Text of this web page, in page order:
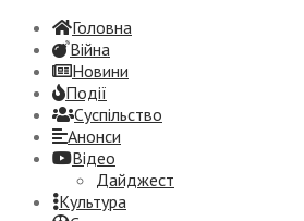
Головна
Війна
Новини
Події
Суспiльство
Анонси
Відео
Дайджест
Культура